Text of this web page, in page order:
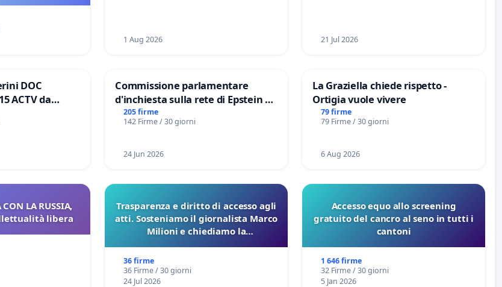
1 Aug 2026 21 Jul 2026
DOC
ACTV da
Antonio
Polo tariffa a
Commissione parlamentare
d'inchiesta sulla rete di Epstein e
del Mossad: verità sugli Epstein
Files
205 firme
142 Firme / 30 giorni
24 Jun 2026
La Graziella chiede rispetto -
Ortigia vuole vivere
79 firme
79 Firme / 30 giorni
6 Aug 2026
CON LA RUSSIA,
libera
Trasparenza e diritto di accesso agli
atti. Sosteniamo il giornalista Marco
Milioni e chiediamo la
sulla Pedemontana Veneta
36 firme
36 Firme / 30 giorni
24 Jul 2026
Accesso equo allo screening
gratuito del cancro al seno in tutti i
cantoni
1 646 firme
32 Firme / 30 giorni
5 Jan 2026